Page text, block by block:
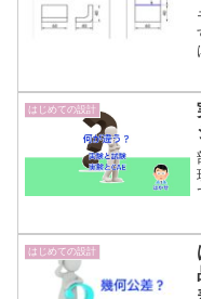
はじめての設計
はじめての設計